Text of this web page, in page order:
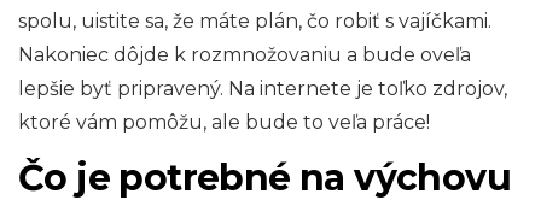
spolu, uistite sa, že máte plán, čo robiť s vajíčkami.
Nakoniec dôjde k rozmnožovaniu a bude oveľa
lepšie byť pripravený. Na internete je toľko zdrojov,
ktoré vám pomôžu, ale bude to veľa práce!
Čo je potrebné na výchovu